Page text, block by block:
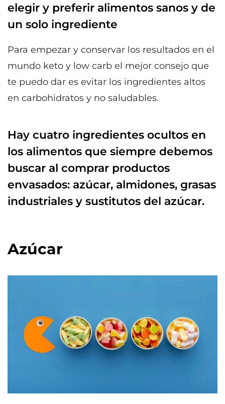
elegir y preferir alimentos sanos y de
un solo ingrediente
Para empezar y conservar los resultados en el
mundo keto y low carb el mejor consejo que
te puedo dar es evitar los ingredientes altos
en carbohidratos y no saludables.
Hay cuatro ingredientes ocultos en
los alimentos que siempre debemos
buscar al comprar productos
envasados: azúcar, almidones, grasas
industriales y sustitutos del azúcar.
Azúcar